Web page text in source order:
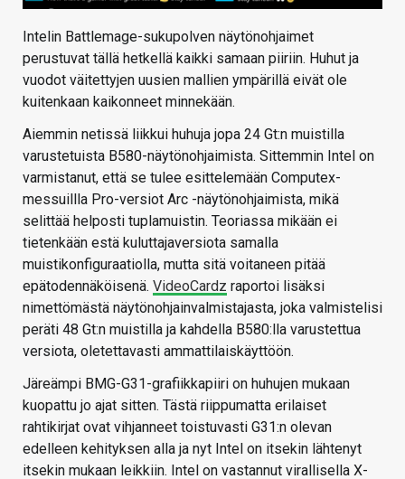
Intelin Battlemage-sukupolven näytönohjaimet
perustuvat tällä hetkellä kaikki samaan piiriin. Huhut ja
vuodot väitettyjen uusien mallien ympärillä eivät ole
kuitenkaan kaikonneet minnekään.
Aiemmin netissä liikkui huhuja jopa 24 Gt:n muistilla
varustetuista B580-näytönohjaimista. Sittemmin Intel on
varmistanut, että se tulee esittelemään Computex-
messuillla Pro-versiot Arc -näytönohjaimista, mikä
selittää helposti tuplamuistin. Teoriassa mikään ei
tietenkään estä kuluttajaversiota samalla
muistikonfiguraatiolla, mutta sitä voitaneen pitää
epätodennäköisenä. VideoCardz raportoi lisäksi
nimettömästä näytönohjainvalmistajasta, joka valmistelisi
peräti 48 Gt:n muistilla ja kahdella B580:lla varustettua
versiota, oletettavasti ammattilaiskäyttöön.
Järeämpi BMG-G31-grafiikkapiiri on huhujen mukaan
kuopattu jo ajat sitten. Tästä riippumatta erilaiset
rahtikirjat ovat vihjanneet toistuvasti G31:n olevan
edelleen kehityksen alla ja nyt Intel on itsekin lähtenyt
itsekin mukaan leikkiin. Intel on vastannut virallisella X-